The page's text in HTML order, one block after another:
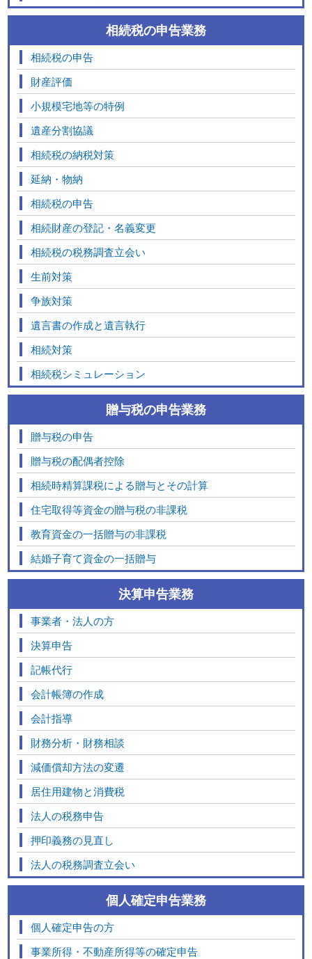
相続税の申告業務
相続税の申告
財産評価
小規模宅地等の特例
遺産分割協議
相続税の納税対策
延納・物納
相続税の申告
相続財産の登記・名義変更
相続税の税務調査立会い
生前対策
争族対策
遺言書の作成と遺言執行
相続対策
相続税シミュレーション
贈与税の申告業務
贈与税の申告
贈与税の配偶者控除
相続時精算課税による贈与とその計算
住宅取得等資金の贈与税の非課税
教育資金の一括贈与の非課税
結婚子育て資金の一括贈与
決算申告業務
事業者・法人の方
決算申告
記帳代行
会計帳簿の作成
会計指導
財務分析・財務相談
減価償却方法の変遷
居住用建物と消費税
法人の税務申告
押印義務の見直し
法人の税務調査立会い
個人確定申告業務
個人確定申告の方
事業所得・不動産所得等の確定申告